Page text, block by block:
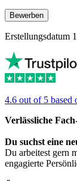
Bewerben
Erstellungsdatum
4.6 out of 5 based
Verlässliche
Du suchst eine
Du arbeitest gern
engagierte